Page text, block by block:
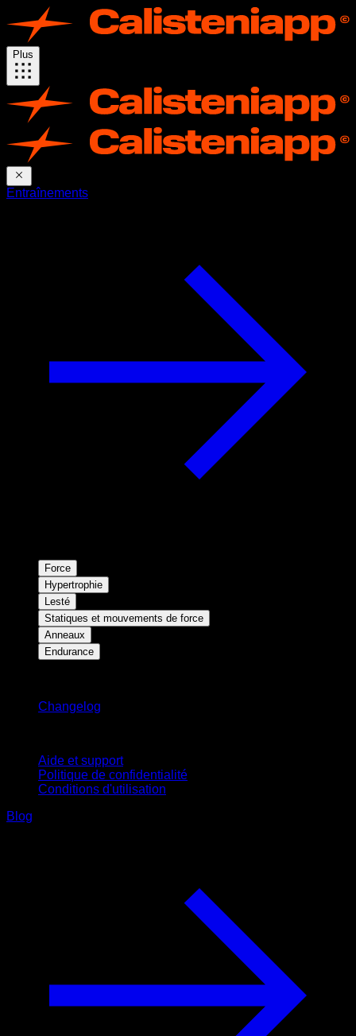
Plus
Entraînements
Force
Hypertrophie
Lesté
Statiques et mouvements de force
Anneaux
Endurance
Changelog
Aide et support
Politique de confidentialité
Conditions d'utilisation
Blog